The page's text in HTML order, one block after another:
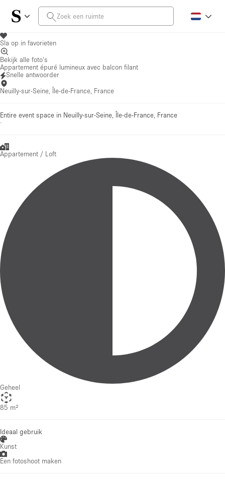
Sla op in favorieten
Bekijk alle foto's
Appartement épuré lumineux avec balcon filant
Snelle antwoorder
Neuilly-sur-Seine, Île-de-France, France
Entire event space in Neuilly-sur-Seine, Île-de-France, France
·
Appartement / Loft
Geheel
85 m²
Ideaal gebruik
Kunst
Een fotoshoot maken